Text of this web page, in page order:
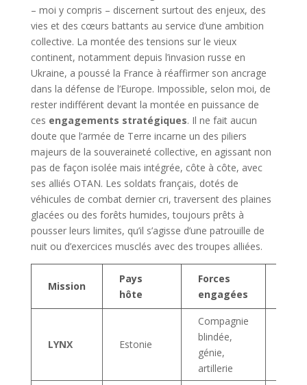
– moi y compris – discernent surtout des enjeux, des
vies et des cœurs battants au service d’une ambition
collective. La montée des tensions sur le vieux
continent, notamment depuis l’invasion russe en
Ukraine, a poussé la France à réaffirmer son ancrage
dans la défense de l’Europe. Impossible, selon moi, de
rester indifférent devant la montée en puissance de
ces engagements stratégiques. Il ne fait aucun
doute que l’armée de Terre incarne un des piliers
majeurs de la souveraineté collective, en agissant non
pas de façon isolée mais intégrée, côte à côte, avec
ses alliés OTAN. Les soldats français, dotés de
véhicules de combat dernier cri, traversent des plaines
glacées ou des forêts humides, toujours prêts à
pousser leurs limites, qu’il s’agisse d’une patrouille de
nuit ou d’exercices musclés avec des troupes alliées.
Mission
Pays
hôte
Forces
engagées
LYNX Estonie
Compagnie
blindée,
génie,
artillerie